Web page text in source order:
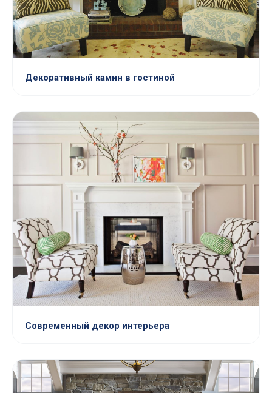
Декоративный камин в гостиной
Современный декор интерьера